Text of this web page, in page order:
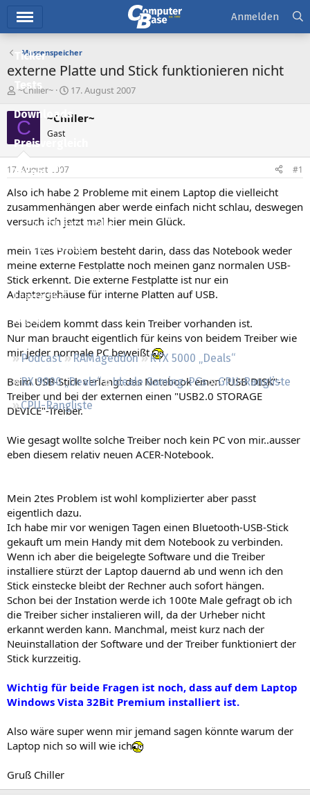
Ticker
Tests
Downloads
Preisvergleich
Forum
Aktuelles
Empfohlene Inhalte
Neue Beiträge
Neueste Aktivitäten
Leserartikel
Regeln
Podcast RAMageddon
RTX 5000 „Deals“
RX 9000 „Deals“
Ideale Gaming-PCs
GPU-Rangliste
CPU-Rangliste
Anmelden
Massenspeicher
externe Platte und Stick funktionieren nicht
E
s
t
e
e
r
~Chiller~
E
s
t
a
m
17. August 2007
C ~Chiller~
Gast
17. August 2007 #1
Also ich habe 2 Probleme mit einem Laptop die vielleicht
zusammenhängen aber werde einfach nicht schlau, deswegen
versuch ich jetzt mal hier mein Glück.
mein 1tes Problem besteht darin, dass das Notebook weder
meine externe Festplatte noch meinen ganz normalen USB-
Stick erkennt. Die externe Festplatte ist nur ein
Adaptergehäuse für interne Platten auf USB.
Bei beidem kommt dass kein Treiber vorhanden ist.
Nur man braucht eigentlich für keins von beidem Treiber wie
mir jeder normale PC beweißt
Beim USB-Stick verlangt das Notebook einen "USB DISK"-
Treiber und bei der externen einen "USB2.0 STORAGE
DEVICE"-Treiber.
Wie gesagt wollte solche Treiber noch kein PC von mir..ausser
eben diesem relativ neuen ACER-Notebook.
Mein 2tes Problem ist wohl komplizierter aber passt
eigentlich dazu.
Ich habe mir vor wenigen Tagen einen Bluetooth-USB-Stick
gekauft um mein Handy mit dem Notebook zu verbinden.
Wenn ich aber die beigelegte Software und die Treiber
installiere stürzt der Laptop dauernd ab und wenn ich den
Stick einstecke bleibt der Rechner auch sofort hängen.
Schon bei der Instation werde ich 100te Male gefragt ob ich
die Treiber sicher instalieren will, da der Urheber nicht
erkannt werden kann. Manchmal, meist kurz nach der
Neuinstallation der Software und der Treiber funktioniert der
Stick kurzzeitig.
Wichtig für beide Fragen ist noch, dass auf dem Laptop
Windows Vista 32Bit Premium installiert ist.
Also wäre super wenn mir jemand sagen könnte warum der
Laptop nich so will wie ich
Gruß Chiller